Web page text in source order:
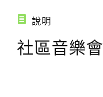
說明
社區音樂會